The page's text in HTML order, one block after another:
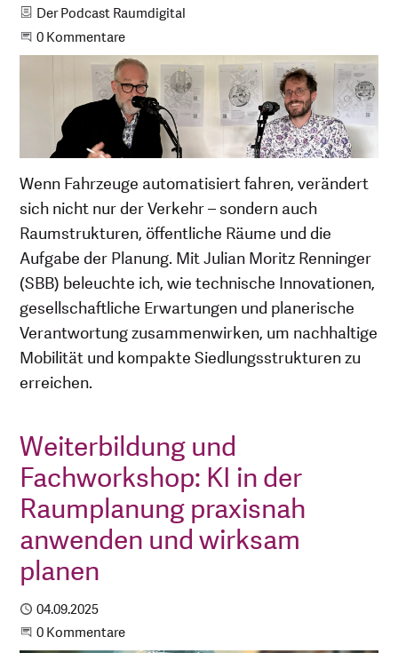
Kategorie
Der Podcast Raumdigital
Beginne eine Unterhaltung
0 Kommentare
Wenn Fahrzeuge automatisiert fahren, verändert
sich nicht nur der Verkehr – sondern auch
Raumstrukturen, öffentliche Räume und die
Aufgabe der Planung. Mit Julian Moritz Renninger
(SBB) beleuchte ich, wie technische Innovationen,
gesellschaftliche Erwartungen und planerische
Verantwortung zusammenwirken, um nachhaltige
Mobilität und kompakte Siedlungsstrukturen zu
erreichen.
Weiterbildung und
Fachworkshop: KI in der
Raumplanung praxisnah
anwenden und wirksam
planen
Publiziert
04.09.2025
Beginne eine Unterhaltung
0 Kommentare